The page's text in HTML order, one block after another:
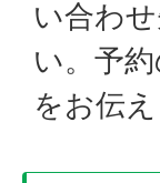
い合わ
い。予
をお伝え